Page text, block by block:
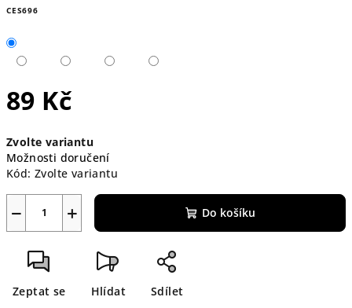
CES696
89 Kč
cena:
Zvolte variantu
Možnosti doručení
Kód: Zvolte variantu
+
− Do košíku
Zeptat se Hlídat Sdílet